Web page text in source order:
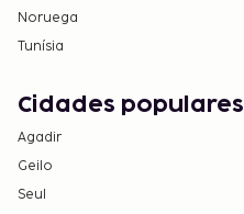
Noruega
Tunísia
Cidades populares
Agadir
Geilo
Seul